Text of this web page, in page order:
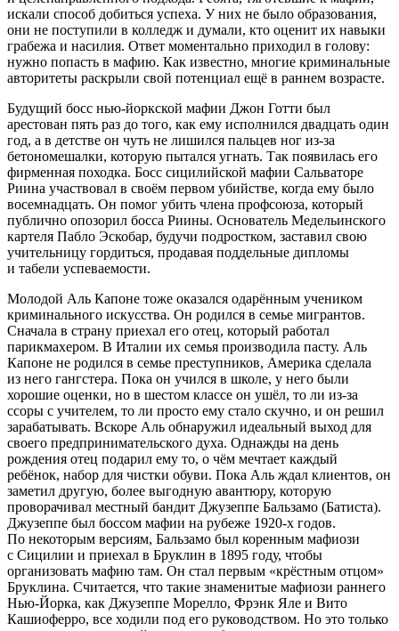
искали способ добиться успеха. У них не было образования,
они не поступили в колледж и думали, кто оценит их навыки
грабежа и насилия. Ответ моментально приходил в голову:
нужно попасть в мафию. Как известно, многие криминальные
авторитеты раскрыли свой потенциал ещё в раннем возрасте.
Будущий босс нью-йоркской мафии Джон Готти был
арестован пять раз до того, как ему исполнился двадцать один
год, а в детстве он чуть не лишился пальцев ног из-за
бетономешалки, которую пытался угнать. Так появилась его
фирменная походка. Босс сицилийской мафии Сальваторе
Риина участвовал в своём первом убийстве, когда ему было
восемнадцать. Он помог убить члена профсоюза, который
публично опозорил босса Риины. Основатель Медельинского
картеля Пабло Эскобар, будучи подростком, заставил свою
учительницу гордиться, продавая поддельные дипломы
и табели успеваемости.
Молодой Аль Капоне тоже оказался одарённым учеником
криминального искусства. Он родился в семье мигрантов.
Сначала в страну приехал его отец, который работал
парикмахером. В Италии их семья производила пасту. Аль
Капоне не родился в семье преступников, Америка сделала
из него гангстера. Пока он учился в школе, у него были
хорошие оценки, но в шестом классе он ушёл, то ли из-за
ссоры с учителем, то ли просто ему стало скучно, и он решил
зарабатывать. Вскоре Аль обнаружил идеальный выход для
своего предпринимательского духа. Однажды на день
рождения отец подарил ему то, о чём мечтает каждый
ребёнок, набор для чистки обуви. Пока Аль ждал клиентов, он
заметил другую, более выгодную авантюру, которую
проворачивал местный бандит Джузеппе Бальзамо (Батиста).
Джузеппе был боссом мафии на рубеже 1920-х годов.
По некоторым версиям, Бальзамо был коренным мафиози
с Сицилии и приехал в Бруклин в 1895 году, чтобы
организовать мафию там. Он стал первым «крёстным отцом»
Бруклина. Считается, что такие знаменитые мафиози раннего
Нью-Йорка, как Джузеппе Морелло, Фрэнк Яле и Вито
Кашиоферро, все ходили под его руководством. Но это только